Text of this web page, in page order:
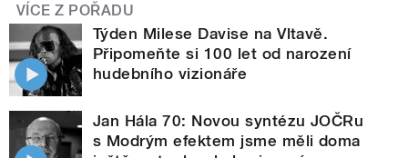
VÍCE Z POŘADU
Týden Milese Davise na Vltavě.
Připomeňte si 100 let od narození
hudebního vizionáře
Jan Hála 70: Novou syntézu JOČRu
s Modrým efektem jsme měli doma